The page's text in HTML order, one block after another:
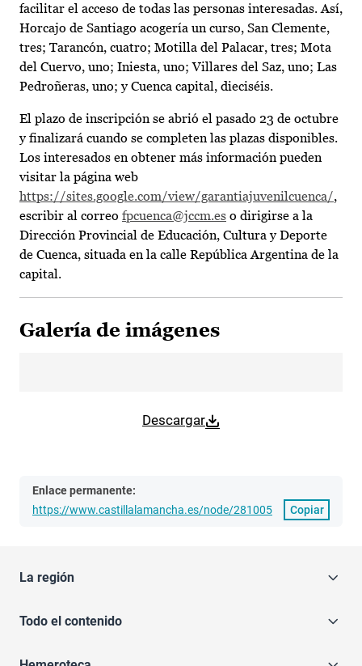
facilitar el acceso de todas las personas interesadas. Así,
Horcajo de Santiago acogería un curso, San Clemente,
tres; Tarancón, cuatro; Motilla del Palacar, tres; Mota
del Cuervo, uno; Iniesta, uno; Villares del Saz, uno; Las
Pedroñeras, uno; y Cuenca capital, dieciséis.
El plazo de inscripción se abrió el pasado 23 de octubre
y finalizará cuando se completen las plazas disponibles.
Los interesados en obtener más información pueden
visitar la página web
https://sites.google.com/view/garantiajuvenilcuenca/,
escribir al correo fpcuenca@jccm.es o dirigirse a la
Dirección Provincial de Educación, Cultura y Deporte
de Cuenca, situada en la calle República Argentina de la
capital.
Galería de imágenes
Descargar
Enlace permanente:
https://www.castillalamancha.es/node/281005
Copiar
La región
Todo el contenido